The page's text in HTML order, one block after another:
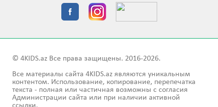
© 4KIDS.az Все права защищены. 2016-2026.
Все материалы сайта 4KIDS.az являются уникальным
контентом. Использование, копирование, перепечатка
текста - полная или частичная возможны с согласия
Администрации сайта или при наличии активной
ссылки.